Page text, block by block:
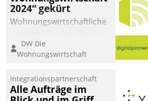
2024“ gekürt
Wohnungswirtschaftliche
eine digitale Zukunft zu
finden, ist das Ziel des
der
Wohnungswirtschaft“.
DW Die
Wohnungswirtschaft
Integrationspartnerschaft
Alle Aufträge im